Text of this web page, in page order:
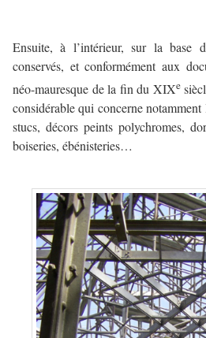
Ensuite, à l’intérieur, sur la base
conservés, et conformément aux
néo-mauresque de la fin du XIXe
considérable qui concerne
stucs, décors peints polychromes,
boiseries, ébénisteries…